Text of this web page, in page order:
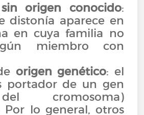
sin origen conocido:
distonía aparece en
en cuya familia no
miembro con
origen genético: el
portador de un gen
cromosoma)
Por lo general, otros